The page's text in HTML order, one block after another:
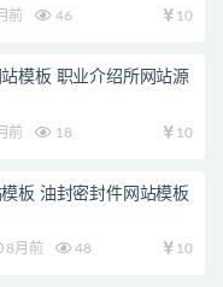
前 46 10
模板 职业介绍所网站源
前 18 10
板 油封密封件网站模板
8月前 48 10